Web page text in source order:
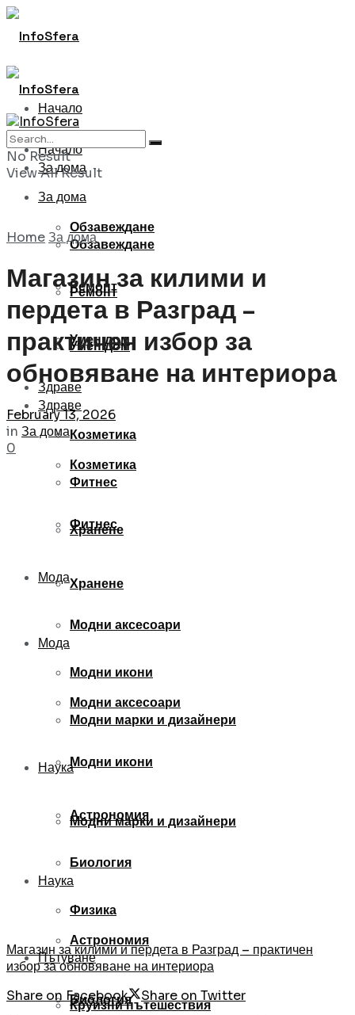
Начало
За дома
Обзавеждане
Ремонт
Умен дом
Здраве
Козметика
Фитнес
Хранене
Мода
Модни аксесоари
Модни икони
Модни марки и дизайнери
Наука
Астрономия
Биология
Начало
За дома
Обзавеждане
Ремонт
Умен дом
Здраве
Козметика
Фитнес
Хранене
Мода
Модни аксесоари
Модни икони
Модни марки и дизайнери
Наука
Астрономия
Биология
Физика
Пътуване
Круизни пътешествия
No Result
View All Result
HomeЗа дома
Магазин за килими и
пердета в Разград –
практичен избор за
обновяване на интериора
February 13, 2026
in За дома
0
Магазин за килими и пердета в Разград – практичен
избор за обновяване на интериора
Share on Facebook
Share on Twitter